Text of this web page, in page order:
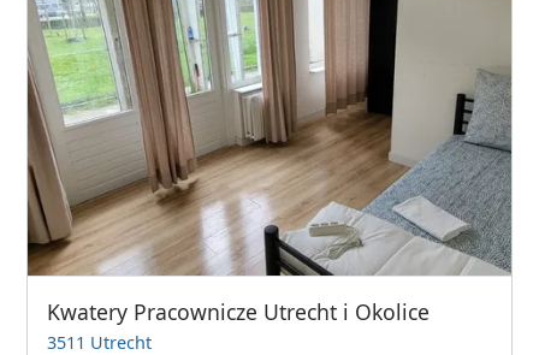
Kwatery Pracownicze Utrecht i Okolice
3511 Utrecht